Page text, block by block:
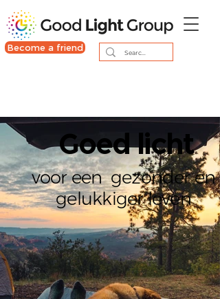
Become a friend
voor een gezonder en
gelukkiger leven
Goed licht